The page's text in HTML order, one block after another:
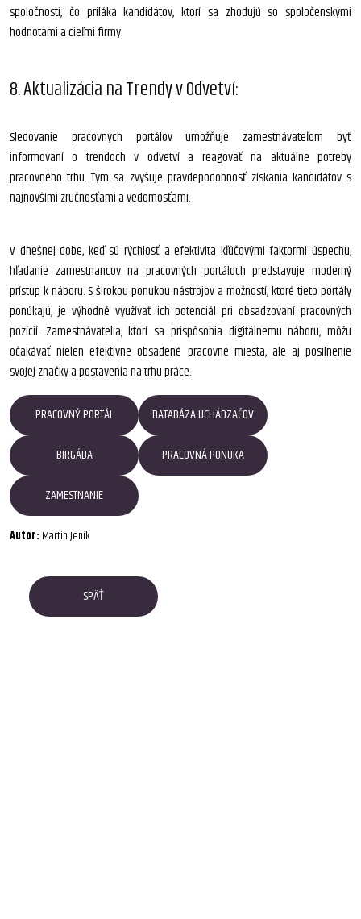
spoločnosti, čo priláka kandidátov, ktorí sa zhodujú so spoločenskými
hodnotami a cieľmi firmy.
8. Aktualizácia na Trendy v Odvetví:
Sledovanie pracovných portálov umožňuje zamestnávateľom byť
informovaní o trendoch v odvetví a reagovať na aktuálne potreby
pracovného trhu. Tým sa zvyšuje pravdepodobnosť získania kandidátov s
najnovšími zručnosťami a vedomosťami.
V dnešnej dobe, keď sú rýchlosť a efektivita kľúčovými faktormi úspechu,
hľadanie zamestnancov na pracovných portáloch predstavuje moderný
prístup k náboru. S širokou ponukou nástrojov a možností, ktoré tieto portály
ponúkajú, je výhodné využívať ich potenciál pri obsadzovaní pracovných
pozícií. Zamestnávatelia, ktorí sa prispôsobia digitálnemu náboru, môžu
očakávať nielen efektívne obsadené pracovné miesta, ale aj posilnenie
svojej značky a postavenia na trhu práce.
PRACOVNÝ PORTÁL
DATABÁZA UCHÁDZAČOV
BIRGÁDA
PRACOVNÁ PONUKA
ZAMESTNANIE
Autor: Martin Jeník
SPÄŤ